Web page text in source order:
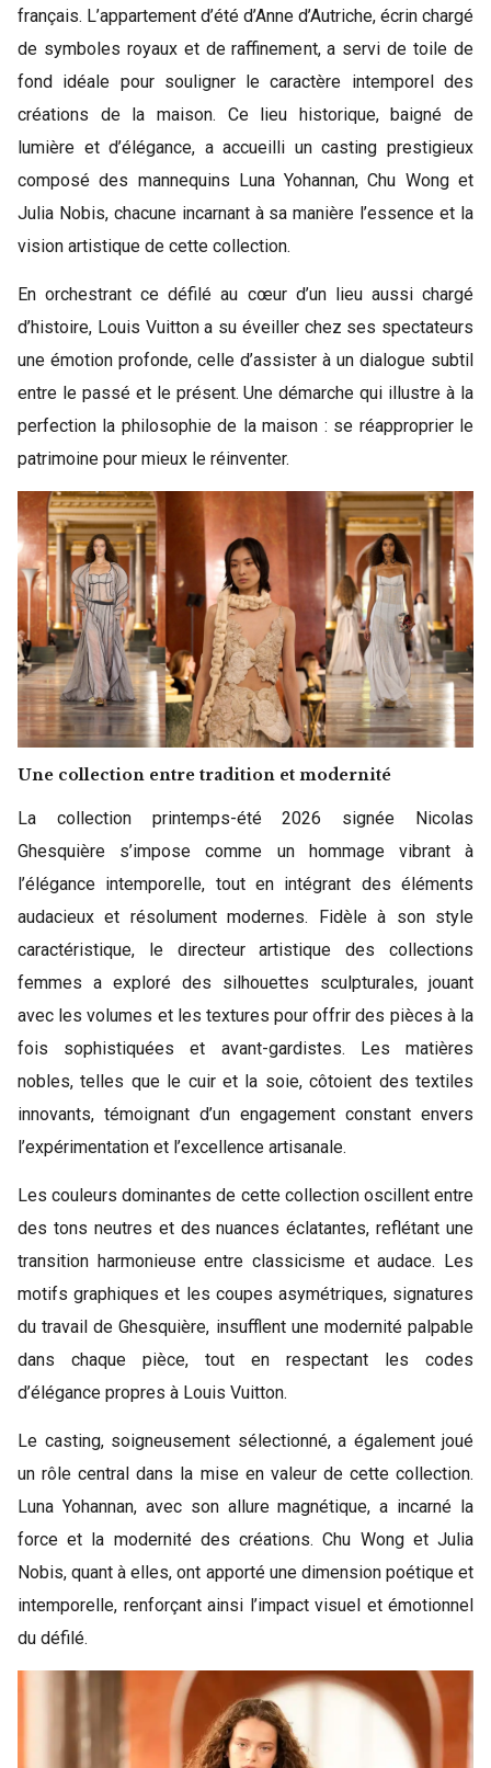
français. L’appartement d’été d’Anne d’Autriche, écrin chargé
de symboles royaux et de raffinement, a servi de toile de
fond idéale pour souligner le caractère intemporel des
créations de la maison. Ce lieu historique, baigné de
lumière et d’élégance, a accueilli un casting prestigieux
composé des mannequins Luna Yohannan, Chu Wong et
Julia Nobis, chacune incarnant à sa manière l’essence et la
vision artistique de cette collection.
En orchestrant ce défilé au cœur d’un lieu aussi chargé
d’histoire, Louis Vuitton a su éveiller chez ses spectateurs
une émotion profonde, celle d’assister à un dialogue subtil
entre le passé et le présent. Une démarche qui illustre à la
perfection la philosophie de la maison : se réapproprier le
patrimoine pour mieux le réinventer.
Une collection entre tradition et modernité
La collection printemps-été 2026 signée Nicolas
Ghesquière s’impose comme un hommage vibrant à
l’élégance intemporelle, tout en intégrant des éléments
audacieux et résolument modernes. Fidèle à son style
caractéristique, le directeur artistique des collections
femmes a exploré des silhouettes sculpturales, jouant
avec les volumes et les textures pour offrir des pièces à la
fois sophistiquées et avant-gardistes. Les matières
nobles, telles que le cuir et la soie, côtoient des textiles
innovants, témoignant d’un engagement constant envers
l’expérimentation et l’excellence artisanale.
Les couleurs dominantes de cette collection oscillent entre
des tons neutres et des nuances éclatantes, reflétant une
transition harmonieuse entre classicisme et audace. Les
motifs graphiques et les coupes asymétriques, signatures
du travail de Ghesquière, insufflent une modernité palpable
dans chaque pièce, tout en respectant les codes
d’élégance propres à Louis Vuitton.
Le casting, soigneusement sélectionné, a également joué
un rôle central dans la mise en valeur de cette collection.
Luna Yohannan, avec son allure magnétique, a incarné la
force et la modernité des créations. Chu Wong et Julia
Nobis, quant à elles, ont apporté une dimension poétique et
intemporelle, renforçant ainsi l’impact visuel et émotionnel
du défilé.